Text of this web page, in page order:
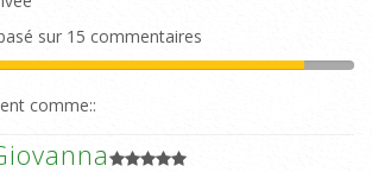
sur 15 commentaires
comme::